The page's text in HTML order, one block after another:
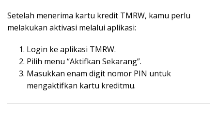
Setelah menerima kartu kredit TMRW, kamu perlu
melakukan aktivasi melalui aplikasi:
Login ke aplikasi TMRW.
Pilih menu “Aktifkan Sekarang”.
Masukkan enam digit nomor PIN untuk
mengaktifkan kartu kreditmu.